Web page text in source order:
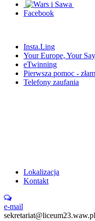
Facebook
Insta.Ling
Your Europe, Your
eTwinning
Pierwsza pomoc -
Telefony zaufania
Lokalizacja
Kontakt
e-mail
sekretariat@liceum23.waw.pl